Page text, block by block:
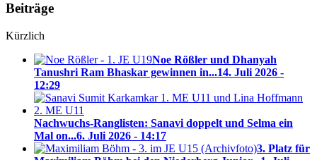
Beiträge
Kürzlich
Noe Rößler und Dhanyah
Tanushri Ram Bhaskar gewinnen in...14. Juli 2026 -
12:29
Nachwuchs-Ranglisten: Sanavi doppelt und Selma ein
Mal on...6. Juli 2026 - 14:17
3. Platz für